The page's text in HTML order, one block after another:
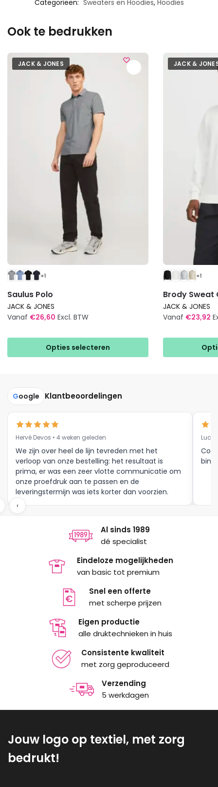
Categorieën: Sweaters en Hoodies, Hoodies
Ook te bedrukken
JACK & JONES
+1
Saulus Polo
JACK & JONES
Vanaf €26,60 Excl. BTW
Opties selecteren
heeft
Deze
optie
kan
gekozen
worden
op
de
productpagina
JACK &
+1
Brody Sweat
JACK & JONES
Vanaf €23,92
heeft
kan
productpagina
Google Klantbeoordelingen
Hervé Devos • 4 weken geleden
We zijn over heel de lijn tevreden met het
verloop van onze bestelling: het resultaat is
prima, er was een zeer vlotte communicatie om
onze proefdruk aan te passen en de
leveringstermijn was iets korter dan voorzien.
Meer moet dat niet zijn.
Luc
‹
Al sinds 1989
dé specialist
Eindeloze mogelijkheden
van basic tot premium
Snel een offerte
met scherpe prijzen
Eigen productie
alle druktechnieken in huis
Consistente kwaliteit
met zorg geproduceerd
Verzending
5 werkdagen
Jouw logo op textiel, met zorg
bedrukt!